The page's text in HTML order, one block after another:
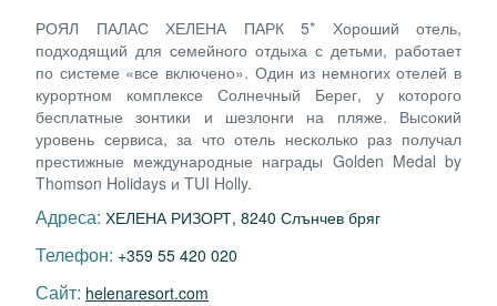
РОЯЛ ПАЛАС ХЕЛЕНА ПАРК 5* Хороший отель,
подходящий для семейного отдыха с детьми, работает
по системе «все включено». Один из немногих отелей в
курортном комплексе Солнечный Берег, у которого
бесплатные зонтики и шезлонги на пляже. Высокий
уровень сервиса, за что отель несколько раз получал
престижные международные награды Golden Medal by
Thomson Holidays и TUI Holly.
Адреса: ХЕЛЕНА РИЗОРТ, 8240 Слънчев бряг
Телефон: +359 55 420 020
Сайт: helenaresort.com